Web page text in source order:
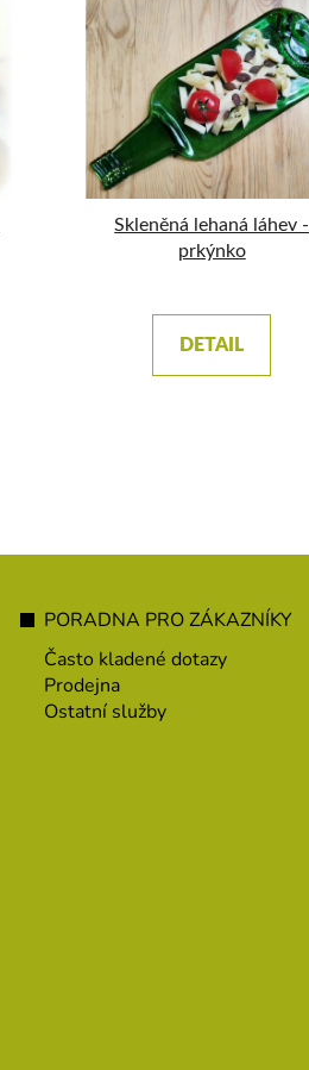
Skleněná lehaná láhev -
prkýnko
DETAIL
PORADNA PRO ZÁKAZNÍKY
Často kladené dotazy
Prodejna
Ostatní služby